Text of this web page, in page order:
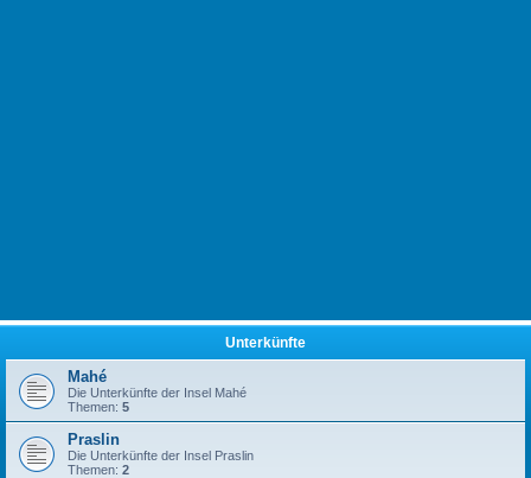
Unterkünfte
Mahé
Die Unterkünfte der Insel Mahé
Themen: 5
Praslin
Die Unterkünfte der Insel Praslin
Themen: 2